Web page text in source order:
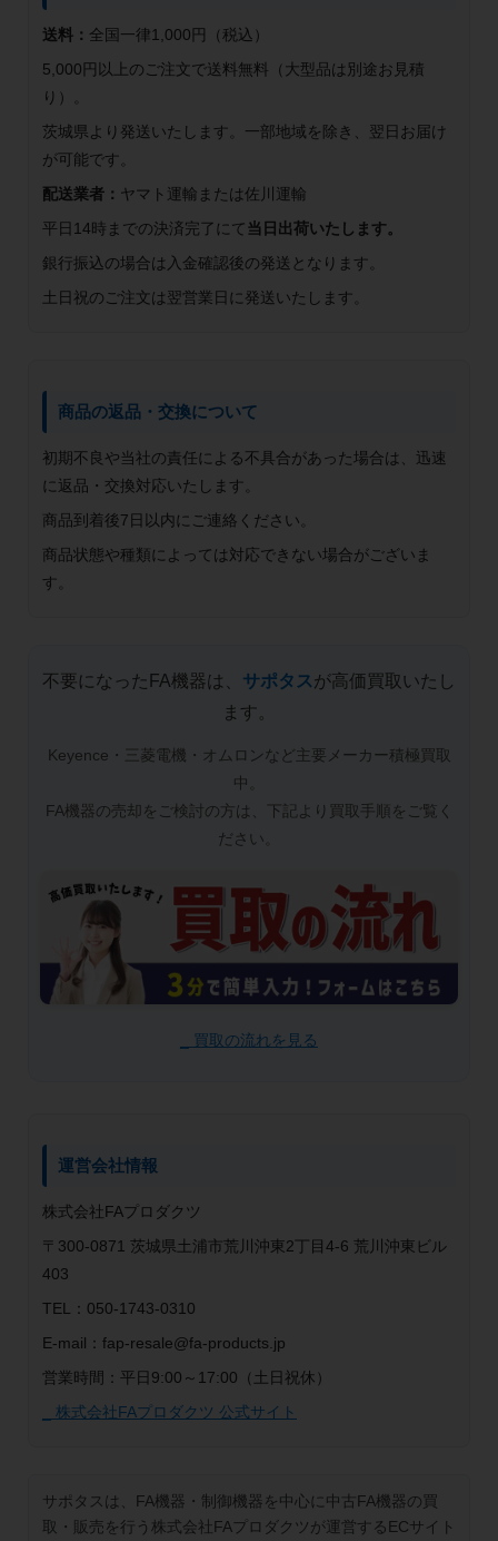
送料： 全国一律1,000円（税込）
5,000円以上のご注文で送料無料（大型品は別途お見積
り）。
茨城県より発送いたします。一部地域を除き、翌日お届け
が可能です。
配送業者： ヤマト運輸または佐川運輸
平日14時までの決済完了にて当日出荷いたします。
銀行振込の場合は入金確認後の発送となります。
土日祝のご注文は翌営業日に発送いたします。
商品の返品・交換について
初期不良や当社の責任による不具合があった場合は、迅速
に返品・交換対応いたします。
商品到着後7日以内にご連絡ください。
商品状態や種類によっては対応できない場合がございま
す。
不要になったFA機器は、 サポタスが高価買取いたし
ます。
Keyence・三菱電機・オムロンなど主要メーカー積極買取
中。
FA機器の売却をご検討の方は、下記より買取手順をご覧く
ださい。
_ 買取の流れを見る
運営会社情報
株式会社FAプロダクツ
〒300-0871 茨城県土浦市荒川沖東2丁目4-6 荒川沖東ビル
403
TEL：050-1743-0310
E-mail：fap-resale@fa-products.jp
営業時間：平日9:00～17:00（土日祝休）
_ 株式会社FAプロダクツ 公式サイト
サポタスは、FA機器・制御機器を中心に中古FA機器の買
取・販売を行う株式会社FAプロダクツが運営するECサイト